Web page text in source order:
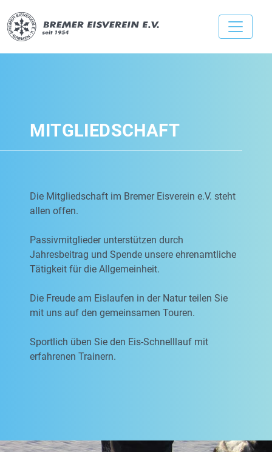
MITGLIEDSCHAFT
Die Mitgliedschaft im Bremer Eisverein e.V. steht
allen offen.
Passivmitglieder unterstützen durch
Jahresbeitrag und Spende unsere ehrenamtliche
Tätigkeit für die Allgemeinheit.
Die Freude am Eislaufen in der Natur teilen Sie
mit uns auf den gemeinsamen Touren.
Sportlich üben Sie den Eis-Schnelllauf mit
erfahrenen Trainern.